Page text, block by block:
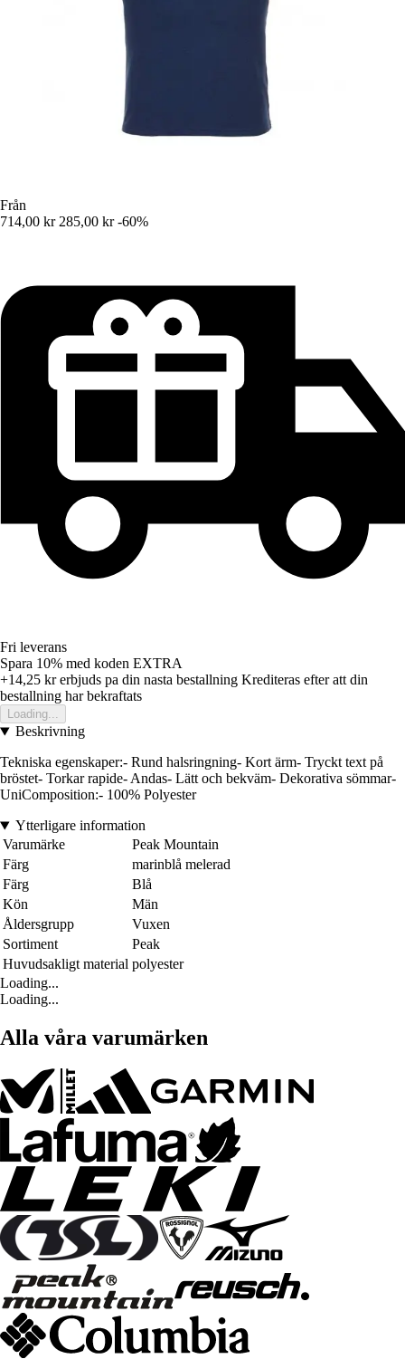
Från
714,00 kr 285,00 kr -60%
Fri leverans
Spara 10% med koden EXTRA
+14,25 krerbjuds pa din nasta bestallning Krediteras efter att din
bestallning har bekraftats
Loading...
Beskrivning
Tekniska egenskaper:- Rund halsringning- Kort ärm- Tryckt text på
bröstet- Torkar rapide- Andas- Lätt och bekväm- Dekorativa sömmar-
UniComposition:- 100% Polyester
Ytterligare information
Varumärke
Peak Mountain
Färg
marinblå melerad
Färg
Blå
Kön
Män
Åldersgrupp
Vuxen
Sortiment
Peak
Huvudsakligt material polyester
Loading...
Loading...
Alla våra varumärken